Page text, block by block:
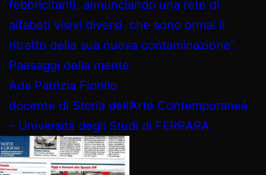
febbricitanti, annunciando una rete di
alfabeti visivi diversi che sono ormai il
ritratto della sua nuova contaminazione”.
Paesaggi della mente
Ada Patrizia Fiorillo
docente di Storia dell’Arte Contemporanea
– Università degli Studi di FERRARA